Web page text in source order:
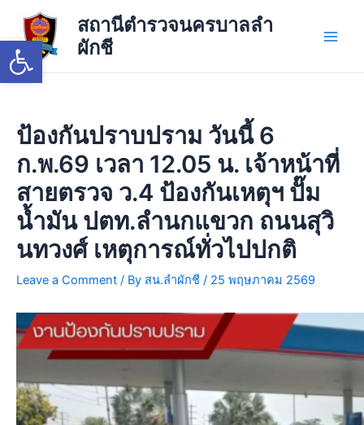
Open toolbar
content
สถานีตำรวจนครบาลลำ
ผักชี
ป้องกันปราบปราม วันนี้ 6
ก.พ.69 เวลา 12.05 น. เจ้าหน้าที่
สายตรวจ ว.4 ป้องกันเหตุฯ ปั๊ม
น้ำมัน ปตท.ลำนกแขวก ถนนสุวิ
นทวงศ์ เหตุการณ์ทั่วไปปกติ
Leave a Comment / By สน.ลำผักชี / 25 พฤษภาคม 2569